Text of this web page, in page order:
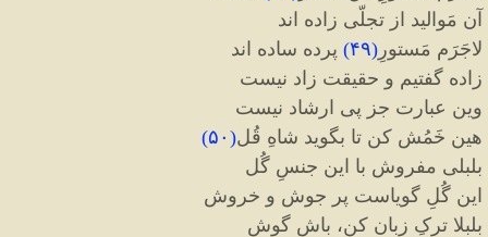
آن مَوالید از تجلّی زاده اند
لاجَرَم مَستورِ (۴۹) پرده ساده اند
زاده گفتیم و حقیقت زاد نیست
وین عبارت جز پی ارشاد نیست
هین خَمُش کن تا بگوید شاهِ قُل( ۵۰)
بلبلی مفروش با این جنسِ گُل
این گُلِ گویاست پر جوش و خروش
بلبلا ترکِ زبان کن، باش گوش